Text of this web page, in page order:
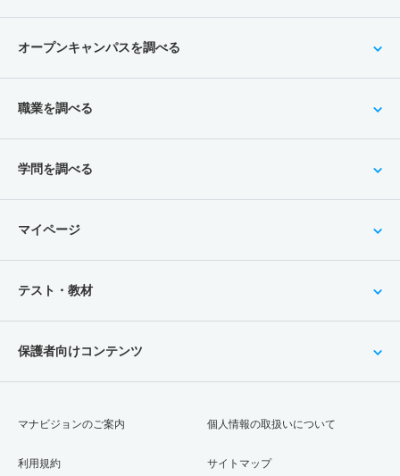
オープンキャンパスを調べる
職業を調べる
学問を調べる
マイページ
テスト・教材
保護者向けコンテンツ
マナビジョンのご案内
利用規約
個人情報の取扱いについて
サイトマップ